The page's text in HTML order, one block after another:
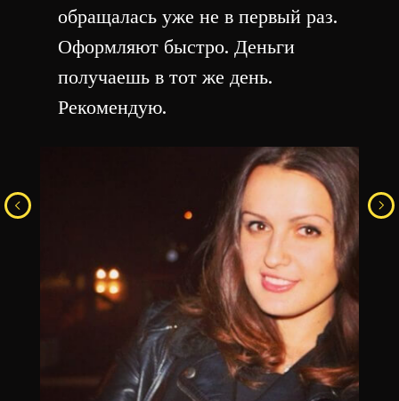
обращалась уже не в первый раз.
Оформляют быстро. Деньги
получаешь в тот же день.
Рекомендую.